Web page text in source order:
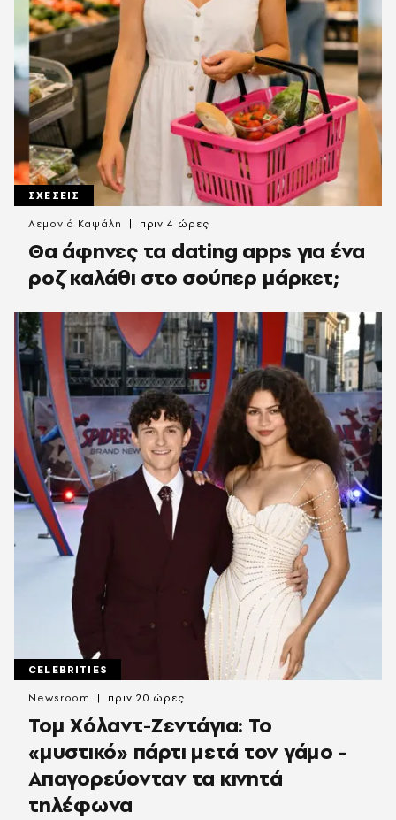
ΣΧΕΣΕΙΣ
Θα άφηνες τα dating apps για ένα
ροζ καλάθι στο σούπερ μάρκετ;
Λεμονιά Καψάλη πριν 4 ώρες
CELEBRITIES
Τομ Χόλαντ-Ζεντάγια: Το
«μυστικό» πάρτι μετά τον γάμο -
Απαγορεύονταν τα κινητά
τηλέφωνα
Newsroom πριν 20 ώρες